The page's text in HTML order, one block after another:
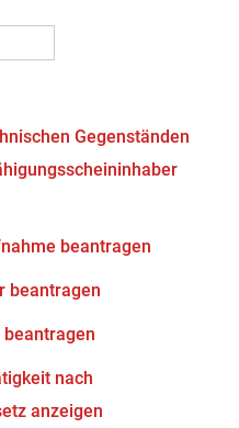
Gegenständen
beantragen
beantragen
nach
anzeigen